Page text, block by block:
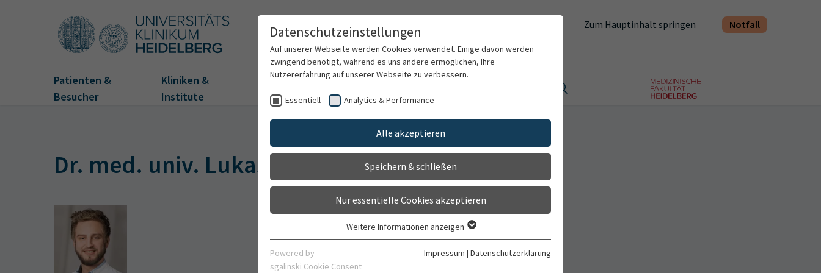
Zum Hauptinhalt springen Notfall
Patienten &
Besucher
Kliniken &
Institute
Dr. med. univ. Lukas Rangger
Datenschutzeinstellungen
Auf unserer Webseite werden Cookies verwendet. Einige davon werden
zwingend benötigt, während es uns andere ermöglichen, Ihre
Nutzererfahrung auf unserer Webseite zu verbessern.
Essentiell Analytics & Performance
Alle akzeptieren
Speichern & schließen
Nur essentielle Cookies akzeptieren
Essentielle Cookies werden für grundlegende Funktionen der Webseite
benötigt. Dadurch ist gewährleistet, dass die Webseite einwandfrei
Weitere Informationen anzeigen
Powered by
sgalinski Cookie Consent
Impressum | Datenschutzerklärung